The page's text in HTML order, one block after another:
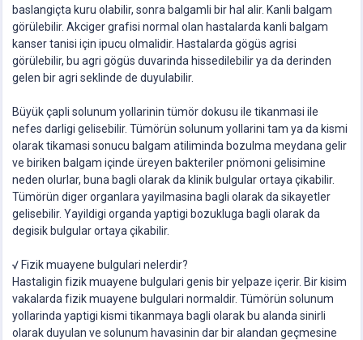
baslangiçta kuru olabilir, sonra balgamli bir hal alir. Kanli balgam
görülebilir. Akciger grafisi normal olan hastalarda kanli balgam
kanser tanisi için ipucu olmalidir. Hastalarda gögüs agrisi
görülebilir, bu agri gögüs duvarinda hissedilebilir ya da derinden
gelen bir agri seklinde de duyulabilir.
Büyük çapli solunum yollarinin tümör dokusu ile tikanmasi ile
nefes darligi gelisebilir. Tümörün solunum yollarini tam ya da kismi
olarak tikamasi sonucu balgam atiliminda bozulma meydana gelir
ve biriken balgam içinde üreyen bakteriler pnömoni gelisimine
neden olurlar, buna bagli olarak da klinik bulgular ortaya çikabilir.
Tümörün diger organlara yayilmasina bagli olarak da sikayetler
gelisebilir. Yayildigi organda yaptigi bozukluga bagli olarak da
degisik bulgular ortaya çikabilir.
√ Fizik muayene bulgulari nelerdir?
Hastaligin fizik muayene bulgulari genis bir yelpaze içerir. Bir kisim
vakalarda fizik muayene bulgulari normaldir. Tümörün solunum
yollarinda yaptigi kismi tikanmaya bagli olarak bu alanda sinirli
olarak duyulan ve solunum havasinin dar bir alandan geçmesine